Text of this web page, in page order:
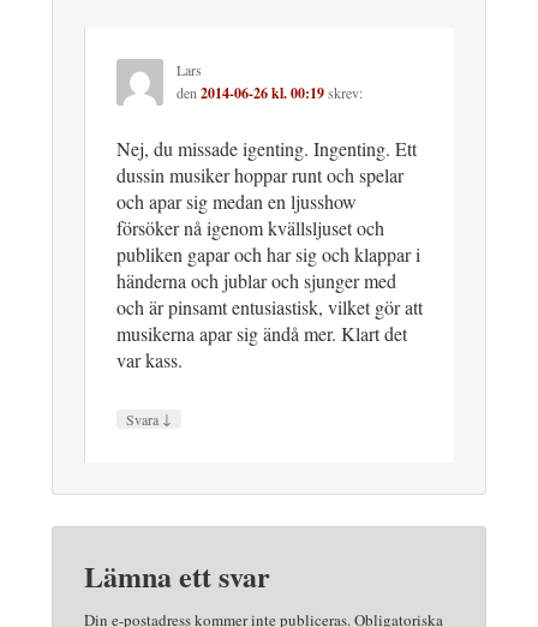
Lars
den 2014-06-26 kl. 00:19skrev:
Nej, du missade igenting. Ingenting. Ett
dussin musiker hoppar runt och spelar
och apar sig medan en ljusshow
försöker nå igenom kvällsljuset och
publiken gapar och har sig och klappar i
händerna och jublar och sjunger med
och är pinsamt entusiastisk, vilket gör att
musikerna apar sig ändå mer. Klart det
var kass.
Svara ↓
Lämna ett svar
Din e-postadress kommer inte publiceras. Obligatoriska